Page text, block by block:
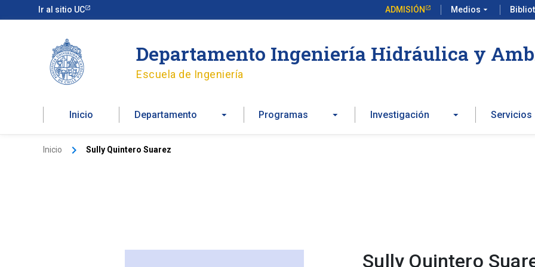
Ir al sitio UC ADMISIÓN Medios arrow_drop_down
al
Departamento Ingeniería Hidráulica y
Escuela de Ingeniería
Inicio Departamento Programas Investigación Servicios
Inicio Sully Quintero Suarez
Sully Quintero